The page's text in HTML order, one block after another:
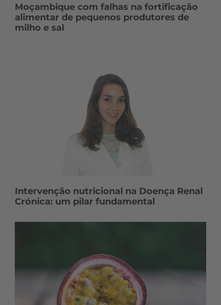
Moçambique com falhas na fortificação
alimentar de pequenos produtores de
milho e sal
Intervenção nutricional na Doença Renal
Crónica: um pilar fundamental